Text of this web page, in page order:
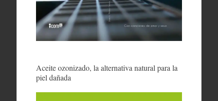
Aceite ozonizado, la alternativa natural para la
piel dañada